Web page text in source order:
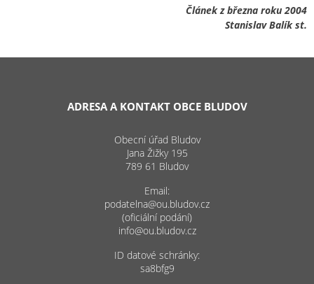
Článek z března roku 2004
Stanislav Balík st.
ADRESA A KONTAKT OBCE BLUDOV
Obecní úřad Bludov
Jana Žižky 195
789 61 Bludov
Email:
podatelna@ou.bludov.cz
(oficiální podání)
info@ou.bludov.cz
ID datové schránky:
sa8bfg9